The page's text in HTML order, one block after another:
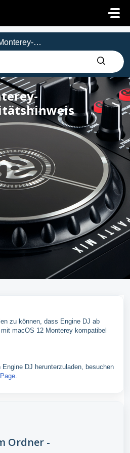
gehen
zu können, dass Engine DJ ab
macOS 12 Monterey kompatibel
DJ herunterzuladen, besuchen
.
Ordner -